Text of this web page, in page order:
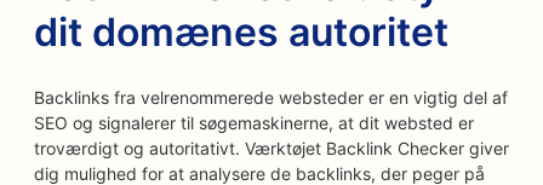
dit domænes autoritet
Backlinks fra velrenommerede websteder er en vigtig del af
SEO og signalerer til søgemaskinerne, at dit websted er
troværdigt og autoritativt. Værktøjet Backlink Checker giver
dig mulighed for at analysere de backlinks, der peger på